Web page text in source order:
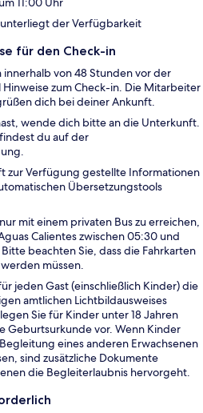
der Verfügbarkeit
für den Check-in
innerhalb von 48 Stunden vor der
zum Check-in. Die Mitarbeiter
dich bei deiner Ankunft.
wende dich bitte an die Unterkunft.
du auf der
zur Verfügung gestellte Informationen
Übersetzungstools
mit einem privaten Bus zu erreichen,
Calientes zwischen 05:30 und
beachten Sie, dass die Fahrkarten
müssen.
jeden Gast (einschließlich Kinder) die
amtlichen Lichtbildausweises
Sie für Kinder unter 18 Jahren
Geburtsurkunde vor. Wenn Kinder
eines anderen Erwachsenen
sind zusätzliche Dokumente
die Begleiterlaubnis hervorgeht.